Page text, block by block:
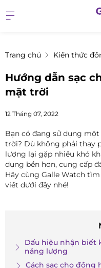
Trang chủ Kiến thức
Hướng dẫn sạc
mặt trời
12 Tháng 07, 2022
Bạn có đang sử dụng
trời? Dù không phải thay
lượng lại gặp nhiều khó
dụng bền hơn, cung cấp
Hãy cùng Galle Watch
viết dưới đây nhé!
Dấu hiệu nhận biết
năng lượng
Cách sạc cho đồng